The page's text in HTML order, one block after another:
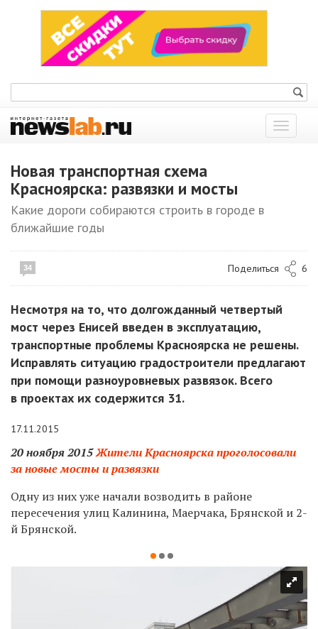
Показать
меню
Новая транспортная схема
Красноярска: развязки и мосты
Какие дороги собираются строить в городе в
ближайшие годы
34 Поделиться 6
Несмотря на то, что долгожданный четвертый
мост через Енисей введен в эксплуатацию,
транспортные проблемы Красноярска не решены.
Исправлять ситуацию градостроители предлагают
при помощи разноуровневых развязок. Всего
в проектах их содержится 31.
17.11.2015
20 ноября 2015Жители Красноярска проголосовали
за новые мосты и развязки
Одну из них уже начали возводить в районе
пересечения улиц Калинина, Маерчака, Брянской и 2-
й Брянской.